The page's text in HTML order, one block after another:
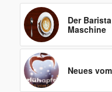
Der
Maschine
Neues